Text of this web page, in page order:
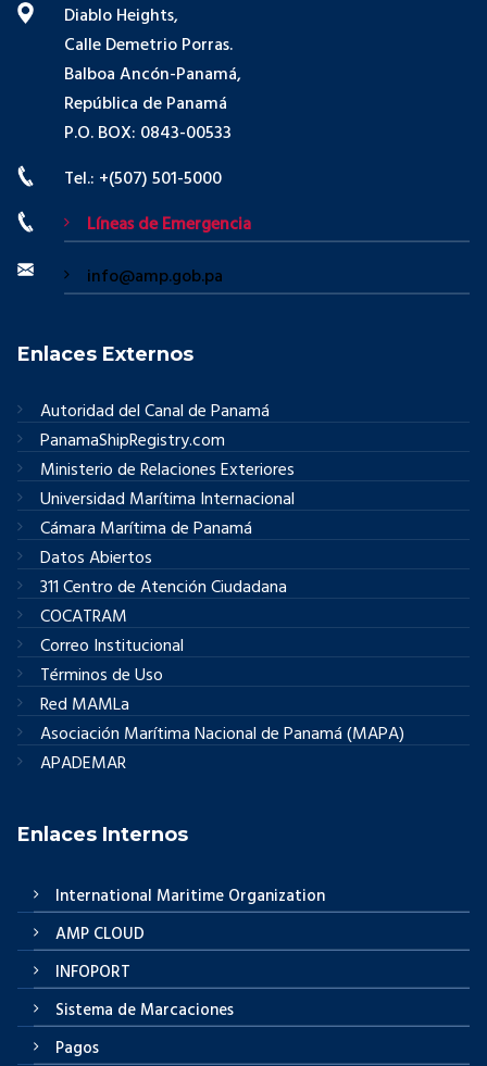
Diablo Heights,
Calle Demetrio Porras.
Balboa Ancón-Panamá,
República de Panamá
P.O. BOX: 0843-00533
Tel.: +(507) 501-5000
Líneas de Emergencia
info@amp.gob.pa
Enlaces Externos
Autoridad del Canal de Panamá
PanamaShipRegistry.com
Ministerio de Relaciones Exteriores
Universidad Marítima Internacional
Cámara Marítima de Panamá
Datos Abiertos
311 Centro de Atención Ciudadana
COCATRAM
Correo Institucional
Términos de Uso
Red MAMLa
Asociación Marítima Nacional de Panamá (MAPA)
APADEMAR
Enlaces Internos
International Maritime Organization
AMP CLOUD
INFOPORT
Sistema de Marcaciones
Pagos